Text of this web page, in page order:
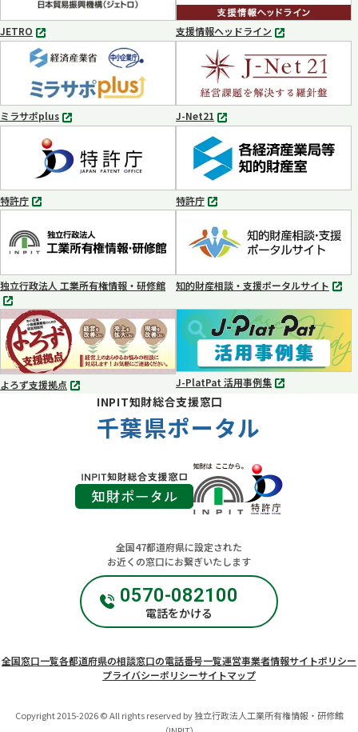
開
く
JETRO
別
タ
ブ
で
開
く
支援情報ヘッドライン
別
タ
ブ
で
開
く
ミラサポplus
別
ブ
で
開
く
J-Net21
別
タ
ブ
で
開
く
特許庁
別
ブ
で
く
特許庁
別
ブ
で
開
く
独立行政法人 工業所有権情報・研修館
別
タ
ブ
で
知的財産相談・支援ポータルサイト
別
タ
開
く
よろず支援拠点
別
J-PlatPat 活用事例集
別
INPIT知財総合支援窓口
千葉県ポータル
全国47都道府県に設定された
お近くの窓口にお繋ぎいたします
0570-082100
電話をかける
全国窓口一覧各都道府県の相談窓口の電話番号一覧運営事業者情報サイトポリシー
プライバシーポリシーサイトマップ
Copyright 2015-2026 © All rights reserved by 独立行政法人工業所有権情報・研修館